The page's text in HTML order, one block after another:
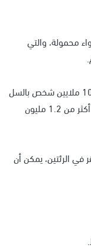
محمولة، والتي
وفي عام 2018، سجلت تقارير عن إصابة حوالي 10 ملايين شخص بالسل
في جميع أنحاء العالم، وتسبب المرض في وفاة أكثر من 1.2 مليون
الرئتين، يمكن أن